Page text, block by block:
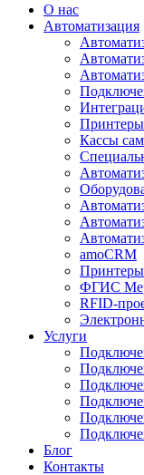
О нас
Автоматизация
Кассы
amoCRM
Принтеры
ФГИС
RFID-
Услуги
Блог
Контакты